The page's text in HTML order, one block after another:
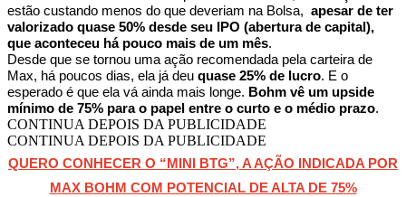
estão custando menos do que deveriam na Bolsa, apesar de ter
valorizado quase 50% desde seu IPO (abertura de capital),
que aconteceu há pouco mais de um mês.
Desde que se tornou uma ação recomendada pela carteira de
Max, há poucos dias, ela já deu quase 25% de lucro. E o
esperado é que ela vá ainda mais longe. Bohm vê um upside
mínimo de 75% para o papel entre o curto e o médio prazo.
CONTINUA DEPOIS DA PUBLICIDADE
CONTINUA DEPOIS DA PUBLICIDADE
QUERO CONHECER O “MINI BTG”, A AÇÃO INDICADA POR
MAX BOHM COM POTENCIAL DE ALTA DE 75%